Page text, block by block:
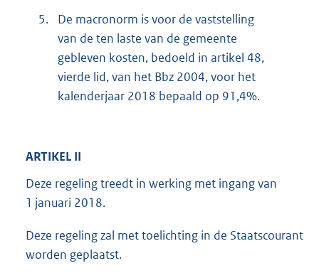
5.
De macronorm is voor de vaststelling
van de ten laste van de gemeente
gebleven kosten, bedoeld in artikel 48,
vierde lid, van het Bbz 2004, voor het
kalenderjaar 2018 bepaald op 91,4%.
ARTIKEL II
Deze regeling treedt in werking met ingang van
1 januari 2018.
Deze regeling zal met toelichting in de Staatscourant
worden geplaatst.